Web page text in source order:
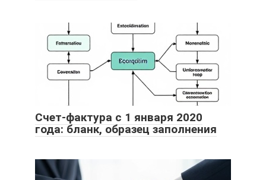
Счет-фактура с 1 января 2020
года: бланк, образец заполнения